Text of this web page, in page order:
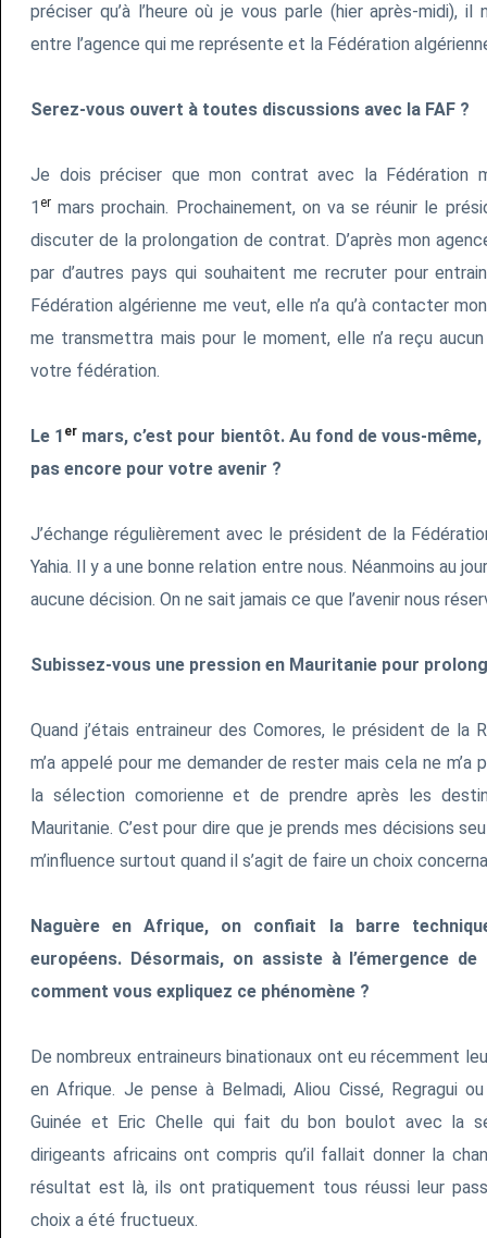
préciser qu’à l’heure où je vous parle (hier après-midi), il
entre l’agence qui me représente et la Fédération
Serez-vous ouvert à toutes discussions avec la FAF ?
Je dois préciser que mon contrat avec la Fédération
1er mars prochain. Prochainement, on va se réunir le
discuter de la prolongation de contrat. D’après mon
par d’autres pays qui souhaitent me recruter pour
Fédération algérienne me veut, elle n’a qu’à contacter
me transmettra mais pour le moment, elle n’a reçu
votre fédération.
Le 1 er mars, c’est pour bientôt. Au fond de vous-
pas encore pour votre avenir ?
J’échange régulièrement avec le président de la
Yahia. Il y a une bonne relation entre nous. Néanmoins au jour
aucune décision. On ne sait jamais ce que l’avenir nous
Subissez-vous une pression en Mauritanie pour
Quand j’étais entraineur des Comores, le président de la
m’a appelé pour me demander de rester mais cela ne
la sélection comorienne et de prendre après les
Mauritanie. C’est pour dire que je prends mes décisions
m’influence surtout quand il s’agit de faire un choix
Naguère en Afrique, on confiait la barre
européens. Désormais, on assiste à l’émergence de
comment vous expliquez ce phénomène ?
De nombreux entraineurs binationaux ont eu récemment
en Afrique. Je pense à Belmadi, Aliou Cissé, Regragui
Guinée et Eric Chelle qui fait du bon boulot avec la
dirigeants africains ont compris qu’il fallait donner la
résultat est là, ils ont pratiquement tous réussi leur
choix a été fructueux.